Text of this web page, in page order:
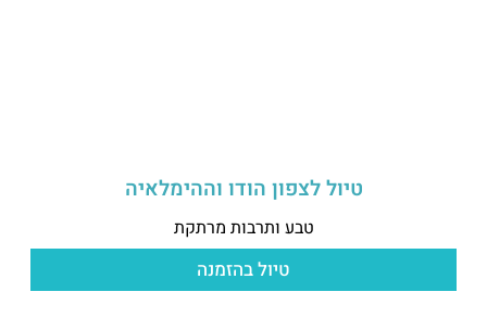
טיול לצפון הודו וההימלאיה
טבע ותרבות מרתקת
טיול בהזמנה